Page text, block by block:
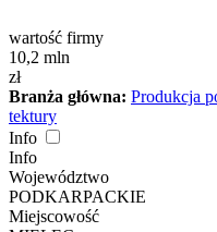
wartość firmy
10,2 mln
zł
Branża główna: Produkcja
tektury
Info
Info
Województwo
PODKARPACKIE
Miejscowość